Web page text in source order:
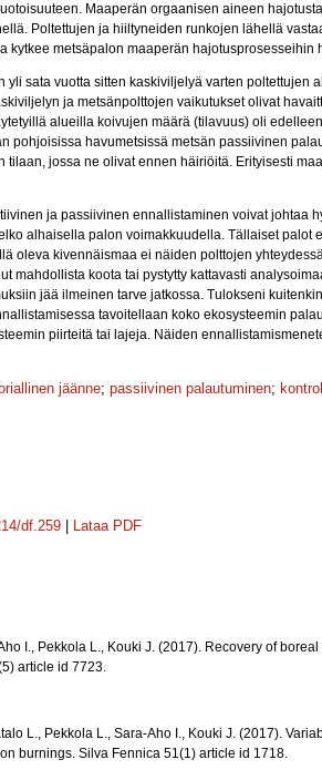
Maaperän orgaanisen aineen
Poltettujen ja hiiltyneiden runkojen lähellä
kytkee metsäpalon maaperän
yli sata vuotta sitten kaskiviljelyä varten
ja metsänpolttojen vaikutukset olivat
alueilla koivujen määrä (tilavuus) oli
pohjoisissa havumetsissä metsän passiivinen
tilaan, jossa ne olivat ennen häiriöitä. Erityisesti
ja passiivinen ennallistaminen voivat
alhaisella palon voimakkuudella. Tällaiset
oleva kivennäismaa ei näiden polttojen
mahdollista koota tai pystytty kattavasti
jää ilmeinen tarve jatkossa. Tulokseni
tavoitellaan koko ekosysteemin
piirteitä tai lajeja. Näiden
jäänne; passiivinen palautuminen;
df.259 Lataa PDF
I., Pekkola L., Kouki J. (2017). Recovery of
article id 7723.
L., Pekkola L., Sara-Aho I., Kouki J. (2017).
burnings. Silva Fennica 51(1) article id 1718.